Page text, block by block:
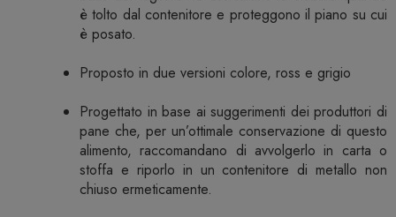
è tolto dal contenitore e proteggono il piano su cui
è posato.
Proposto in due versioni colore, ross e grigio
Progettato in base ai suggerimenti dei produttori di
pane che, per un’ottimale conservazione di questo
alimento, raccomandano di avvolgerlo in carta o
stoffa e riporlo in un contenitore di metallo non
chiuso ermeticamente.